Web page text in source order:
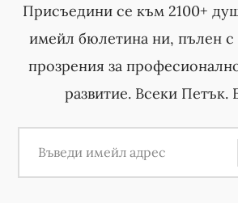
Присъедини се към 2100+
имейл бюлетина ни, пълен
прозрения за
развитие. Всеки Петък.